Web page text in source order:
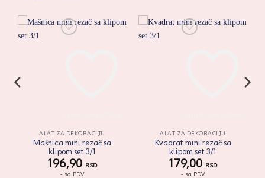
ALAT ZA DEKORACIJU
Mašnica mini rezač sa
klipom set 3/1
196,90 RSD
- sa PDV
ALAT ZA DEKORACIJU
Kvadrat mini rezač sa
klipom set 3/1
179,00 RSD
- sa PDV